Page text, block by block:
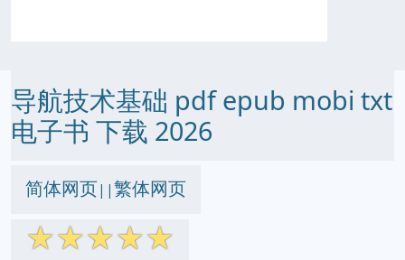
导航技术基础 pdf epub mobi txt
电子书 下载 2026
简体网页||繁体网页
☆☆☆☆☆